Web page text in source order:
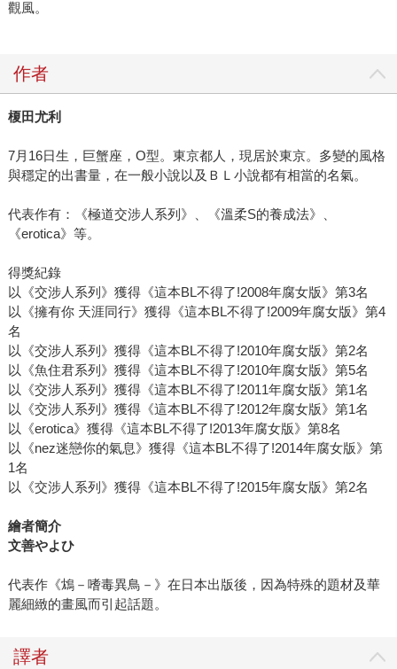
觀風。
作者
榎田尤利
7月16日生，巨蟹座，O型。東京都人，現居於東京。多變的風格
與穩定的出書量，在一般小說以及ＢＬ小說都有相當的名氣。
代表作有：《極道交涉人系列》、《溫柔S的養成法》、
《erotica》等。
得獎紀錄
以《交涉人系列》獲得《這本BL不得了!2008年腐女版》第3名
以《擁有你 天涯同行》獲得《這本BL不得了!2009年腐女版》第4
名
以《交涉人系列》獲得《這本BL不得了!2010年腐女版》第2名
以《魚住君系列》獲得《這本BL不得了!2010年腐女版》第5名
以《交涉人系列》獲得《這本BL不得了!2011年腐女版》第1名
以《交涉人系列》獲得《這本BL不得了!2012年腐女版》第1名
以《erotica》獲得《這本BL不得了!2013年腐女版》第8名
以《nez迷戀你的氣息》獲得《這本BL不得了!2014年腐女版》第
1名
以《交涉人系列》獲得《這本BL不得了!2015年腐女版》第2名
繪者簡介
文善やよひ
代表作《鴆－嗜毒異鳥－》在日本出版後，因為特殊的題材及華
麗細緻的畫風而引起話題。
譯者